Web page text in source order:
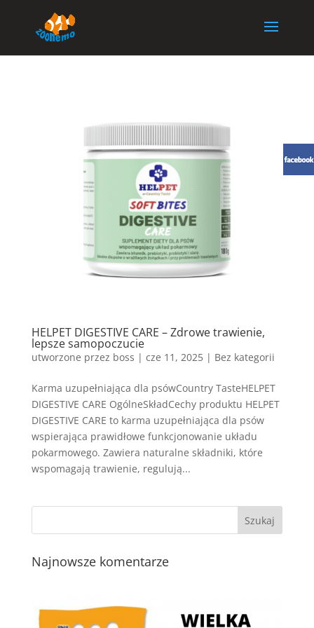
HELPET DIGESTIVE CARE – Zdrowe trawienie,
lepsze samopoczucie
utworzone przez boss | cze 11, 2025| Bez kategorii
Karma uzupełniająca dla psówCountry TasteHELPET
DIGESTIVE CARE OgólneSkładCechy produktu HELPET
DIGESTIVE CARE to karma uzupełniająca dla psów
wspierająca prawidłowe funkcjonowanie układu
pokarmowego. Zawiera naturalne składniki, które
wspomagają trawienie, regulują...
Najnowsze komentarze